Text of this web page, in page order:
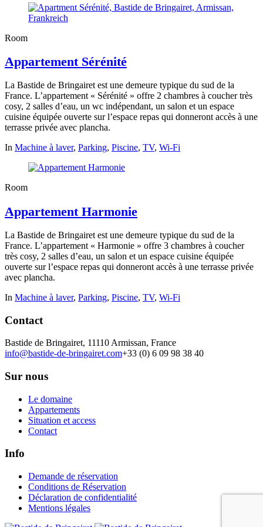
Room
Appartement Sérénité
La Bastide de Bringairet est une demeure typique du sud de la
France. L’appartement « Sérénité » offre 2 chambres à coucher très
cosy, 2 salles d’eau, un wc indépendant, un salon et un espace
cuisine équipée ouverte sur l’espace repas qui donneront accès à une
terrasse privée avec plancha.
In Machine à laver, Parking, Piscine, TV, Wi-Fi
Room
Appartement Harmonie
La Bastide de Bringairet est une demeure typique du sud de la
France. L’appartement « Harmonie » offre 3 chambres à coucher
très cosy, 2 salles d’eau, un salon et un espace cuisine équipée
ouverte sur l’espace repas qui donneront accès à une terrasse privée
avec plancha.
In Machine à laver, Parking, Piscine, TV, Wi-Fi
Contact
Bastide de Bringairet, 11110 Armissan, France
info@bastide-de-bringairet.com+33 (0) 6 09 98 38 40
Sur nous
Le domaine
Appartements
Situation et access
Contact
Info
Demande de réservation
Conditions de Réservation
Déclaration de confidentialité
Mentions légales